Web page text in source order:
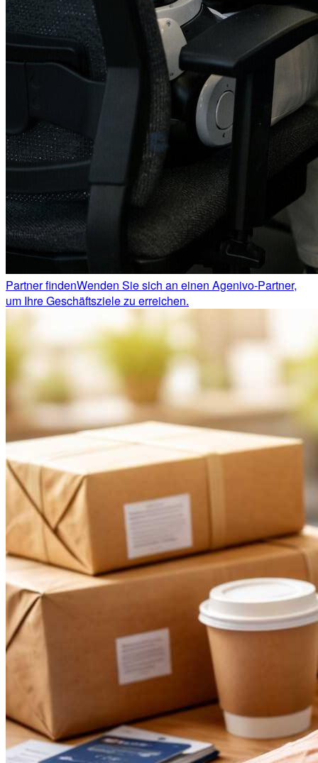
Partner findenWenden Sie sich an einen Agenivo-Partner,
um Ihre Geschäftsziele zu erreichen.